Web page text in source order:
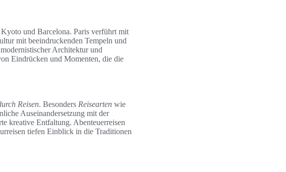
und Barcelona. Paris verführt mit
mit beeindruckenden Tempeln und
Architektur und
Eindrücken und Momenten, die die
Reisen. Besonders Reisearten wie
Auseinandersetzung mit der
kreative Entfaltung. Abenteuerreisen
tiefen Einblick in die Traditionen